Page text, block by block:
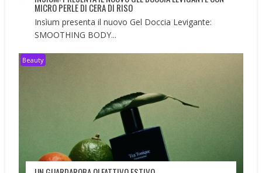
MICRO PERLE DI CERA DI RISO
Insìum presenta il nuovo Gel Doccia Levigante:
SMOOTHING BODY...
Beauty